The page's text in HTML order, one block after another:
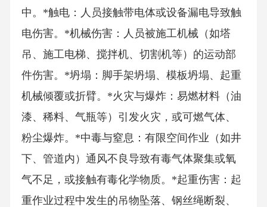
中。*触电：人员接触带电体或设备漏电导致触
电伤害。*机械伤害：人员被施工机械（如塔
吊、施工电梯、搅拌机、切割机等）的运动部
件伤害。*坍塌：脚手架坍塌、模板坍塌、起重
机械倾覆或折臂。*火灾与爆炸：易燃材料（油
漆、稀料、气瓶等）引发火灾，或可燃气体、
粉尘爆炸。*中毒与窒息：有限空间作业（如井
下、管道内）通风不良导致有毒气体聚集或氧
气不足，或接触有毒化学物质。*起重伤害：起
重作业过程中发生的吊物坠落、钢丝绳断裂、